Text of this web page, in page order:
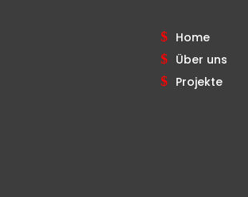
Home
Über uns
Projekte